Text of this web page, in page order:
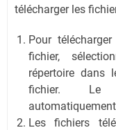
télécharger les
Pour
fichier,
répertoire dans
fichier. Le
Les fichiers